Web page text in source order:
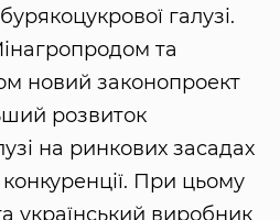
галузі.
та
новий законопроект
розвиток
на ринкових засадах
конкуренції. При цьому
український виробник